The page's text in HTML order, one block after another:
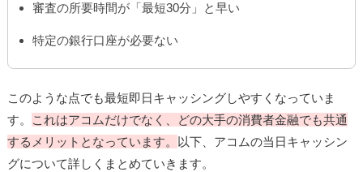
審査の所要時間が「最短30分」と早い
特定の銀行口座が必要ない
このような点でも最短即日キャッシングしやすくなっていま
す。
これはアコムだけでなく、どの大手の消費者金融でも共通
するメリットとなっています。 以下、アコムの当日キャッシン
グについて詳しくまとめていきます。